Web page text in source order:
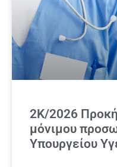
2Κ/2026
μόνιμου
Υπουργείου